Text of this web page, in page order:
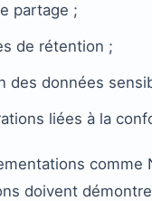
partage ;
de rétention ;
des données
liées à la
comme
doivent